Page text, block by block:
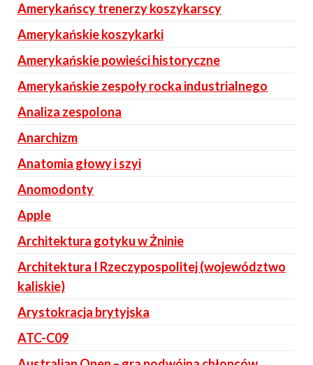
Amerykańscy trenerzy koszykarscy
Amerykańskie koszykarki
Amerykańskie powieści historyczne
Amerykańskie zespoły rocka industrialnego
Analiza zespolona
Anarchizm
Anatomia głowy i szyi
Anomodonty
Apple
Architektura gotyku w Żninie
Architektura I Rzeczypospolitej (województwo
kaliskie)
Arystokracja brytyjska
ATC-C09